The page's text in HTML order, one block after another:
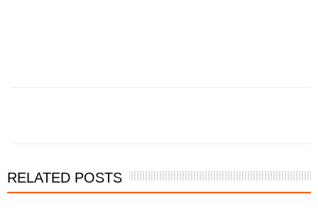
RELATED POSTS